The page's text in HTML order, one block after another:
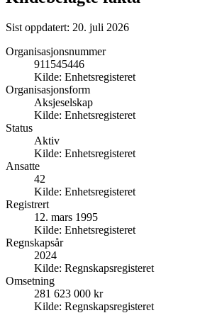
Sist oppdatert: 20. juli 2026
Organisasjonsnummer
911545446
Kilde: Enhetsregisteret
Organisasjonsform
Aksjeselskap
Kilde: Enhetsregisteret
Status
Aktiv
Kilde: Enhetsregisteret
Ansatte
42
Kilde: Enhetsregisteret
Registrert
12. mars 1995
Kilde: Enhetsregisteret
Regnskapsår
2024
Kilde: Regnskapsregisteret
Omsetning
281 623 000 kr
Kilde: Regnskapsregisteret